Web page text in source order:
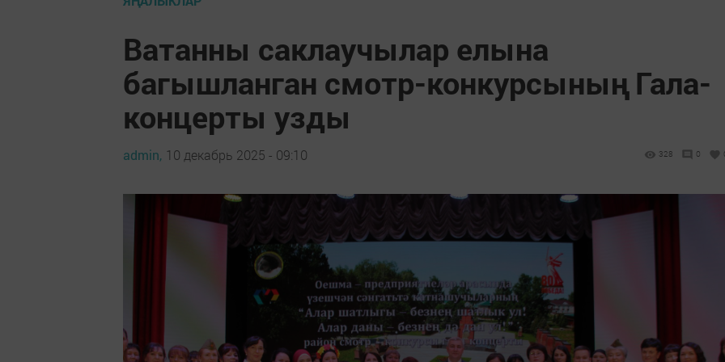
Ватанны саклаучылар елына
багышланган смотр-конкурсының Гала-
концерты узды
admin, 10 декабрь 2025 - 09:10 328 0